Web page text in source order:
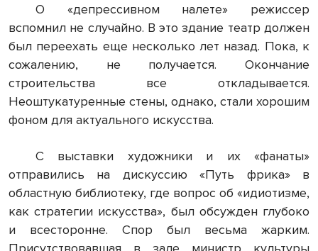
О «депрессивном налете» режиссер
вспомнил не случайно. В это здание театр должен
был переехать еще несколько лет назад. Пока, к
сожалению, не получается. Окончание
строительства все откладывается.
Неоштукатуренные стены, однако, стали хорошим
фоном для актуального искусства.
С выставки художники и их «фанаты»
отправились на дискуссию «Путь фрика» в
областную библиотеку, где вопрос об «идиотизме,
как стратегии искусства», был обсужден глубоко
и всесторонне. Спор был весьма жарким.